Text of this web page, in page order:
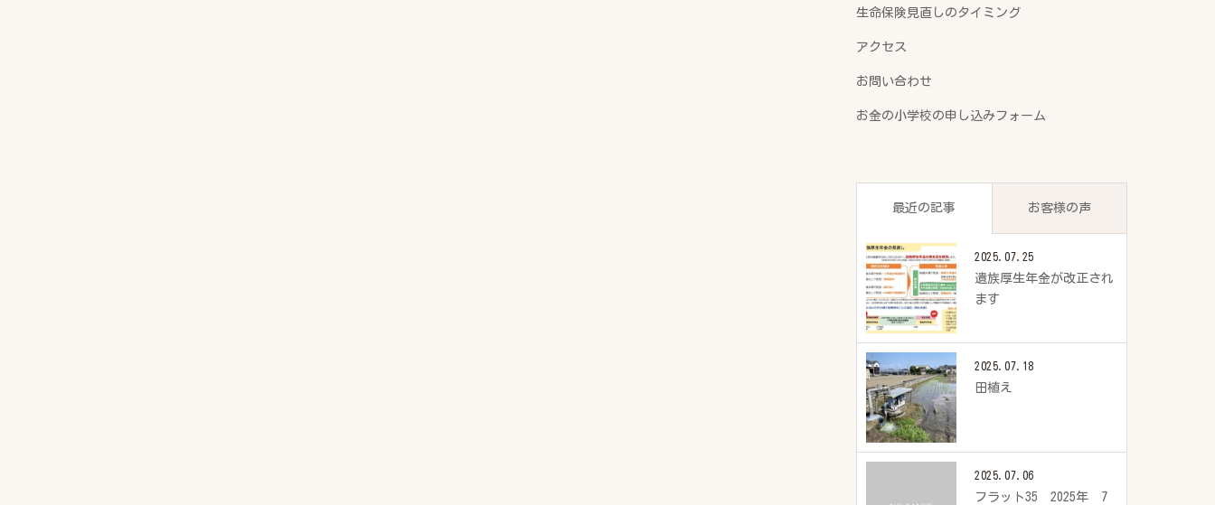
生命保険見直しのタイミング
アクセス
お問い合わせ
お金の小学校の申し込みフォーム
最近の記事 お客様の声
2025.07.25
遺族厚生年金が改正され
ます
2025.07.18
田植え
2025.07.06
フラット35 2025年 7